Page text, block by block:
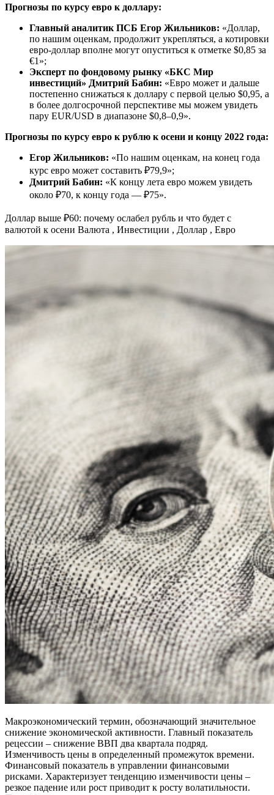
Прогнозы по курсу евро к доллару:
Главный аналитик ПСБ Егор Жильников: «Доллар,
по нашим оценкам, продолжит укрепляться, а котировки
евро-доллар вполне могут опуститься к отметке $0,85 за
€1»;
Эксперт по фондовому рынку «БКС Мир
инвестиций» Дмитрий Бабин: «Евро может и дальше
постепенно снижаться к доллару с первой целью $0,95, а
в более долгосрочной перспективе мы можем увидеть
пару EUR/USD в диапазоне $0,8–0,9».
Прогнозы по курсу евро к рублю к осени и концу 2022 года:
Егор Жильников: «По нашим оценкам, на конец года
курс евро может составить ₽79,9»;
Дмитрий Бабин: «К концу лета евро можем увидеть
около ₽70, к концу года — ₽75».
Доллар выше ₽60: почему ослабел рубль и что будет с
валютой к осени Валюта , Инвестиции , Доллар , Евро
Макроэкономический термин, обозначающий значительное
снижение экономической активности. Главный показатель
рецессии – снижение ВВП два квартала подряд.
Изменчивость цены в определенный промежуток времени.
Финансовый показатель в управлении финансовыми
рисками. Характеризует тенденцию изменчивости цены –
резкое падение или рост приводит к росту волатильности.